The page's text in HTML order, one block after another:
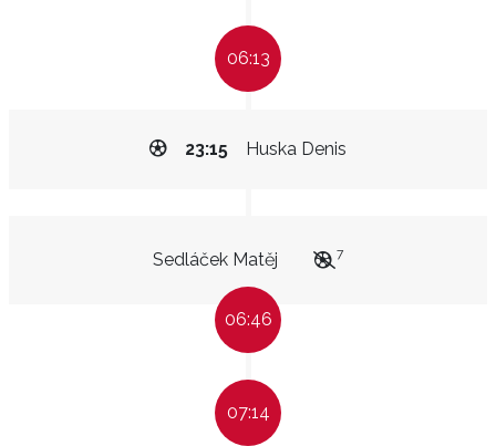
06:13
Huska Denis
23:15
Sedláček Matěj 7
06:46
07:14